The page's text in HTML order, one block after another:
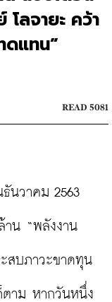
ลจายะ คว้า
ดแทน”
READ 5081
นวาคม 2563
าน “พลังงาน
สบภาวะขาดทุน
ตาม หากวันหนึ่ง